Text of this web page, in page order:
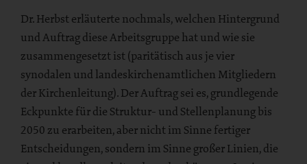
Dr. Herbst erläuterte nochmals, welchen Hintergrund
und Auftrag diese Arbeitsgruppe hat und wie sie
zusammengesetzt ist (paritätisch aus je vier
synodalen und landeskirchenamtlichen Mitgliedern
der Kirchenleitung). Der Auftrag sei es, grundlegende
Eckpunkte für die Struktur- und Stellenplanung bis
2050 zu erarbeiten, aber nicht im Sinne fertiger
Entscheidungen, sondern im Sinne großer Linien, die